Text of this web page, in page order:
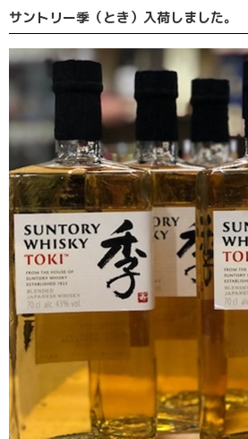
サントリー季（とき）入荷しました。